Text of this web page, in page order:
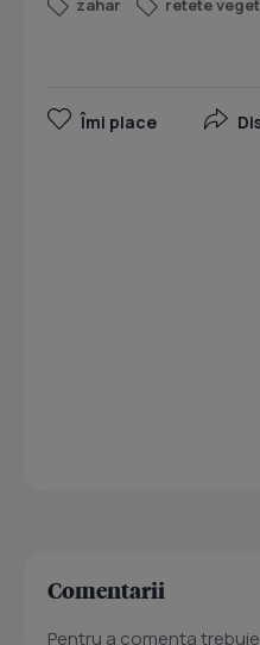
zahar
retete
Îmi place
Comentarii
Pentru a comenta